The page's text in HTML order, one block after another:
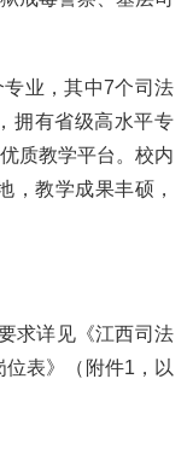
业，其中7个司法
拥有省级高水平专
质教学平台。校内
，教学成果丰硕，
求详见《江西司法
表》（附件1，以